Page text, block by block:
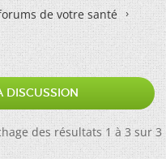
de votre santé
DISCUSSION
des résultats 1 à 3 sur 3